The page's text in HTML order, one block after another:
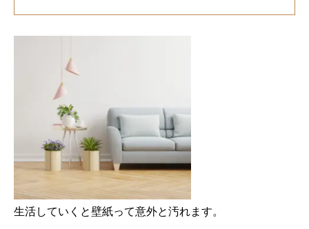
生活していくと壁紙って意外と汚れます。